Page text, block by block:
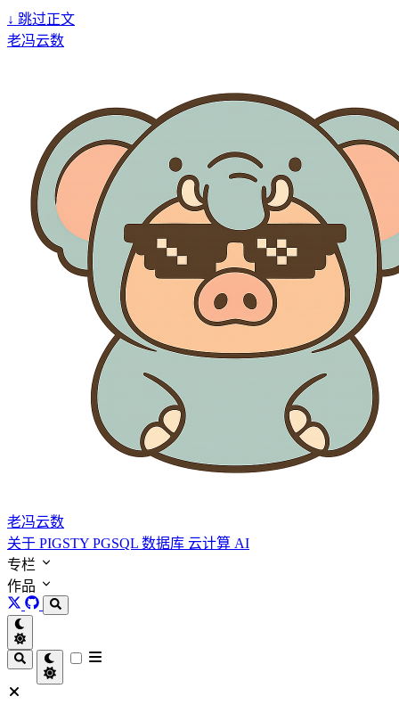
↓ 跳过正文
老冯云数
老冯云数
关于 PIGSTY PGSQL 数据库 云计算 AI
专栏
作品